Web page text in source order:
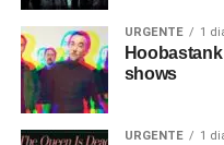
URGENTE 1
shows
URGENTE 1